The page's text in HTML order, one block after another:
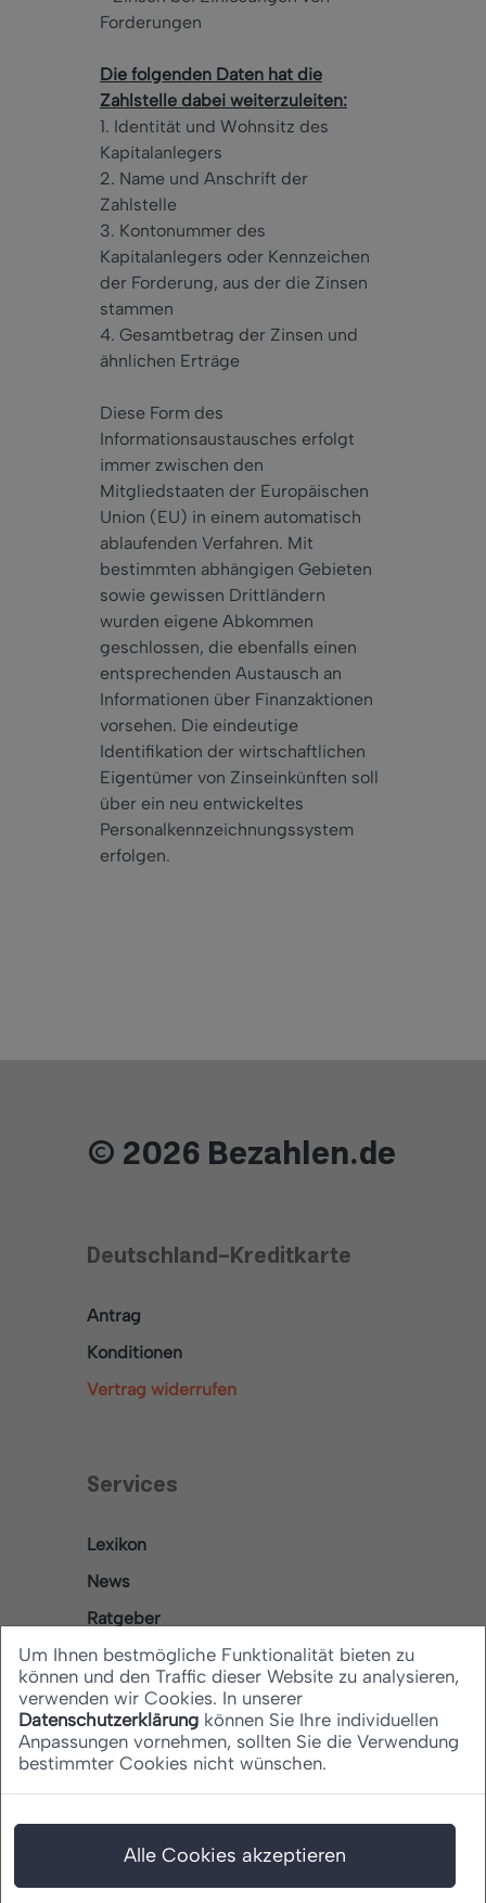
Forderungen
Die folgenden Daten hat die
Zahlstelle dabei weiterzuleiten:
1. Identität und Wohnsitz des
Kapitalanlegers
2. Name und Anschrift der
Zahlstelle
3. Kontonummer des
Kapitalanlegers oder Kennzeichen
der Forderung, aus der die Zinsen
stammen
4. Gesamtbetrag der Zinsen und
ähnlichen Erträge
Diese Form des
Informationsaustausches erfolgt
immer zwischen den
Mitgliedstaaten der Europäischen
Union (EU) in einem automatisch
ablaufenden Verfahren. Mit
bestimmten abhängigen Gebieten
sowie gewissen Drittländern
wurden eigene Abkommen
geschlossen, die ebenfalls einen
entsprechenden Austausch an
Informationen über Finanzaktionen
vorsehen. Die eindeutige
Identifikation der wirtschaftlichen
Eigentümer von Zinseinkünften soll
über ein neu entwickeltes
Personalkennzeichnungssystem
erfolgen.
© 2026 Bezahlen.de
Deutschland-Kreditkarte
Antrag
Konditionen
Vertrag widerrufen
Services
Lexikon
News
Ratgeber
Rechtliches
Datenschutz
Impressum
Um Ihnen bestmögliche Funktionalität bieten zu
können und den Traffic dieser Website zu analysieren,
verwenden wir Cookies. In unserer
Datenschutzerklärung können Sie Ihre individuellen
Anpassungen vornehmen, sollten Sie die Verwendung
bestimmter Cookies nicht wünschen.
Alle Cookies akzeptieren